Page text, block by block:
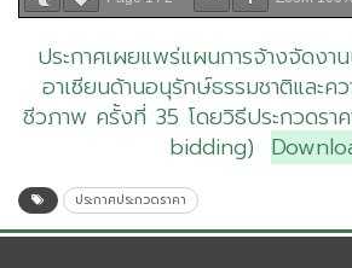
ประกาศเผยแพร่แผนการจ้างจัดงา
อาเซียนด้านอนุรักษ์ธรรมชาติและค
ชีวภาพ ครั้งที่ 35 โดยวิธีประกวดรา
bidding)
ประกาศประกวดราคา